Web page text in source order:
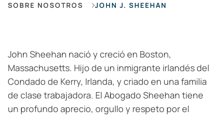
SOBRE NOSOTROS
JOHN J. SHEEHAN
John Sheehan nació y creció en Boston,
Massachusetts. Hijo de un inmigrante irlandés del
Condado de Kerry, Irlanda, y criado en una familia
de clase trabajadora. El Abogado Sheehan tiene
un profundo aprecio, orgullo y respeto por el